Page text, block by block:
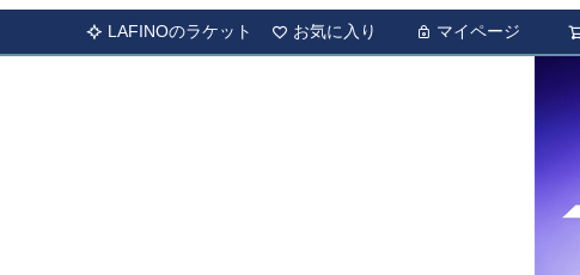
LAFINOのラケット お気に入り マイページ